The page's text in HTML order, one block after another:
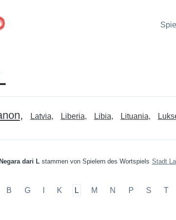
Latvia Liberia Libia Lituania
Negara dari Lstammen von Spielern des Wortspiels Stadt
B G K L M N P S T